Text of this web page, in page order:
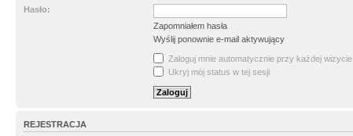
Hasło:
Zapomniałem hasła
Wyślij ponownie e-mail aktywujący
Zaloguj mnie automatycznie przy każdej wizycie
Ukryj mój status w tej sesji
REJESTRACJA